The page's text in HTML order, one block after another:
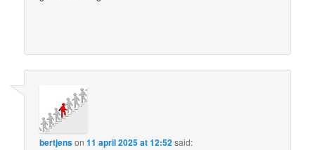
bertjenson11 april 2025 at 12:52said: